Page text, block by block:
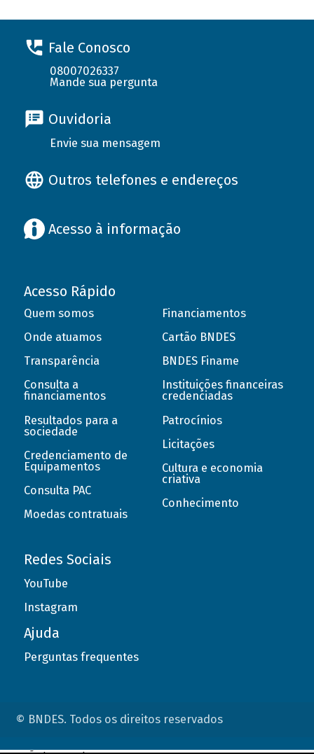
Fale Conosco
08007026337
Mande sua pergunta
Ouvidoria
Envie sua mensagem
Outros telefones e endereços
Acesso à informação
Acesso Rápido
Quem somos
Onde atuamos
Transparência
Consulta a
financiamentos
Resultados para a
sociedade
Credenciamento de
Equipamentos
Consulta PAC
Moedas contratuais
Financiamentos
Cartão BNDES
BNDES Finame
Instituições financeiras
credenciadas
Patrocínios
Licitações
Cultura e economia
criativa
Conhecimento
Redes Sociais
YouTube
Instagram
Ajuda
Perguntas frequentes
© BNDES. Todos os direitos reservados